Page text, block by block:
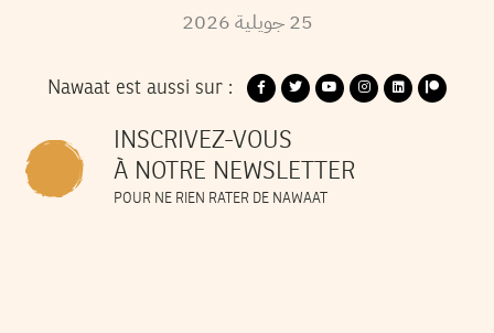
25 جويلية2026
Nawaat est aussi sur :
INSCRIVEZ-VOUS
À NOTRE NEWSLETTER
POUR NE RIEN RATER DE NAWAAT